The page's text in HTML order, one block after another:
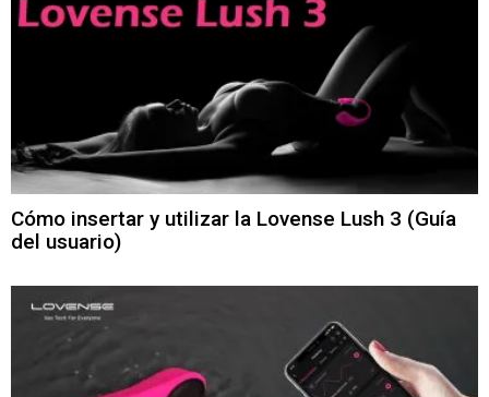
Cómo insertar y utilizar la Lovense Lush 3 (Guía
del usuario)